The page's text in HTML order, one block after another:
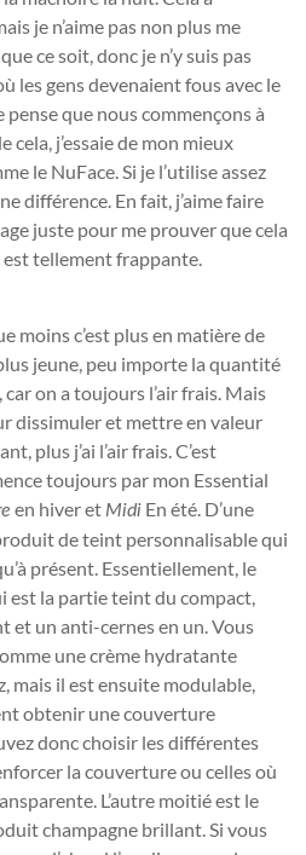
je n’aime pas non plus me
ce soit, donc je n’y suis pas
les gens devenaient fous avec le
que nous commençons à
cela, j’essaie de mon mieux
le NuFace. Si je l’utilise assez
différence. En fait, j’aime faire
juste pour me prouver que cela
tellement frappante.
moins c’est plus en matière de
jeune, peu importe la quantité
on a toujours l’air frais. Mais
dissimuler et mettre en valeur
plus j’ai l’air frais. C’est
toujours par mon Essential
en hiver et Midi En été. D’une
de teint personnalisable qui
présent. Essentiellement, le
est la partie teint du compact,
et un anti-cernes en un. Vous
une crème hydratante
mais il est ensuite modulable,
obtenir une couverture
donc choisir les différentes
la couverture ou celles où
L’autre moitié est le
champagne brillant. Si vous